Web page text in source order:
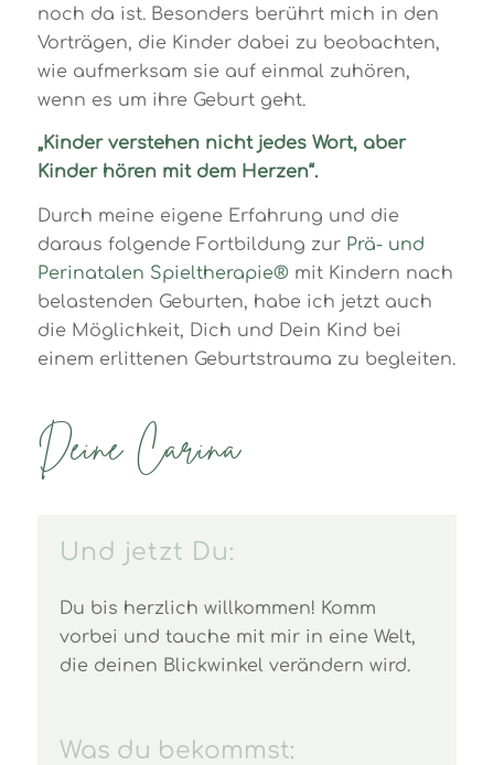
noch da ist. Besonders berührt mich in den
Vorträgen, die Kinder dabei zu beobachten,
wie aufmerksam sie auf einmal zuhören,
wenn es um ihre Geburt geht.
„Kinder verstehen nicht jedes Wort, aber
Kinder hören mit dem Herzen“.
Durch meine eigene Erfahrung und die
daraus folgende Fortbildung zur Prä- und
Perinatalen Spieltherapie®mit Kindern nach
belastenden Geburten, habe ich jetzt auch
die Möglichkeit, Dich und Dein Kind bei
einem erlittenen Geburtstrauma zu begleiten.
Deine Carina
Und jetzt Du:
Du bis herzlich willkommen! Komm
vorbei und tauche mit mir in eine Welt,
die deinen Blickwinkel verändern wird.
Was du bekommst: